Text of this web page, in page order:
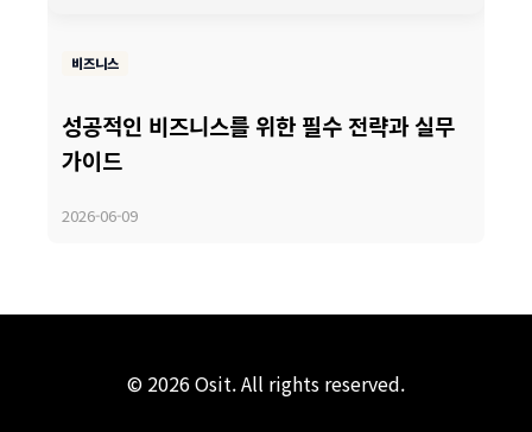
비즈니스
성공적인 비즈니스를 위한 필수 전략과 실무
가이드
2026-06-09
© 2026 Osit. All rights reserved.